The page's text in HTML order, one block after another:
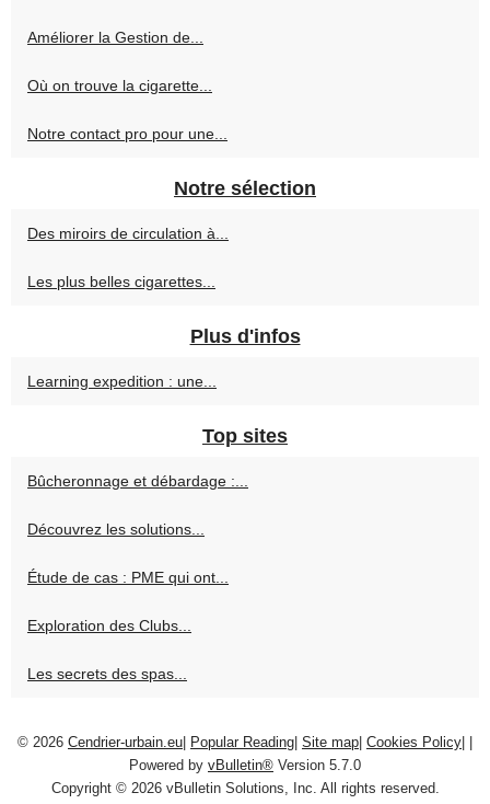
Améliorer la Gestion de...
Où on trouve la cigarette...
Notre contact pro pour une...
Notre sélection
Des miroirs de circulation à...
Les plus belles cigarettes...
Plus d'infos
Learning expedition : une...
Top sites
Bûcheronnage et débardage :...
Découvrez les solutions...
Étude de cas : PME qui ont...
Exploration des Clubs...
Les secrets des spas...
© 2026 Cendrier-urbain.eu Popular Reading Site map Cookies Policy
Powered by vBulletin® Version 5.7.0
Copyright © 2026 vBulletin Solutions, Inc. All rights reserved.